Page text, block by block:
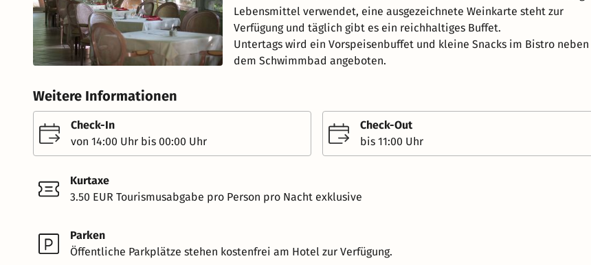
Lebensmittel verwendet, eine ausgezeichnete Weinkarte steht zur
Verfügung und täglich gibt es ein reichhaltiges Buffet.
Untertags wird ein Vorspeisenbuffet und kleine Snacks im Bistro neben
dem Schwimmbad angeboten.
Weitere Informationen
Check-In
von 14:00 Uhr bis 00:00 Uhr
Check-Out
bis 11:00 Uhr
Kurtaxe
3.50 EUR Tourismusabgabe pro Person pro Nacht exklusive
Parken
Öffentliche Parkplätze stehen kostenfrei am Hotel zur Verfügung.